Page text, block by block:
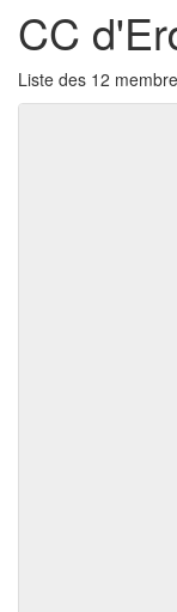
CC
Liste des 12